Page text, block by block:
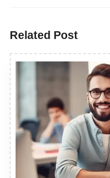
Related Post